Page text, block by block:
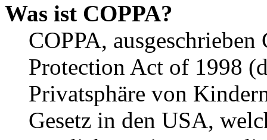
Was ist COPPA?
COPPA,
Protection Act of 1998
Privatsphäre von
Gesetz in den USA,